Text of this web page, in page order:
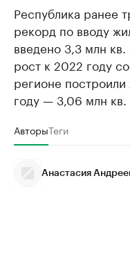
Республика ранее
рекорд по вводу
введено 3,3 млн
рост к 2022 году
регионе
году — 3,06 млн кв.
АвторыТеги
Анастасия